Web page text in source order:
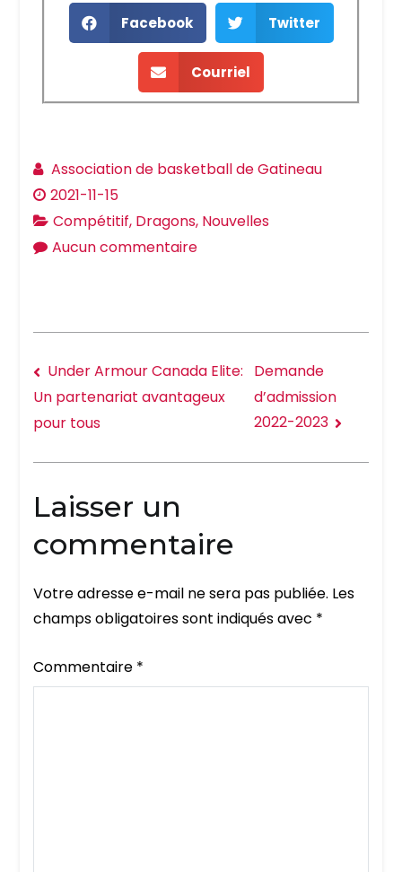
Facebook Twitter
Courriel
Association de basketball de Gatineau
2021-11-15
Compétitif, Dragons, Nouvelles
Aucun commentaire
Under Armour Canada Elite:
Un partenariat avantageux
pour tous
Demande
d’admission
2022-2023
Laisser un
commentaire
Votre adresse e-mail ne sera pas publiée. Les
champs obligatoires sont indiqués avec *
Commentaire *